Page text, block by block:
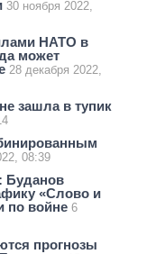
30 ноября 2022,
НАТО в
может
28 декабря 2022,
зашла в тупик
08:39
Буданов
«Слово и
по войне 6
прогнозы